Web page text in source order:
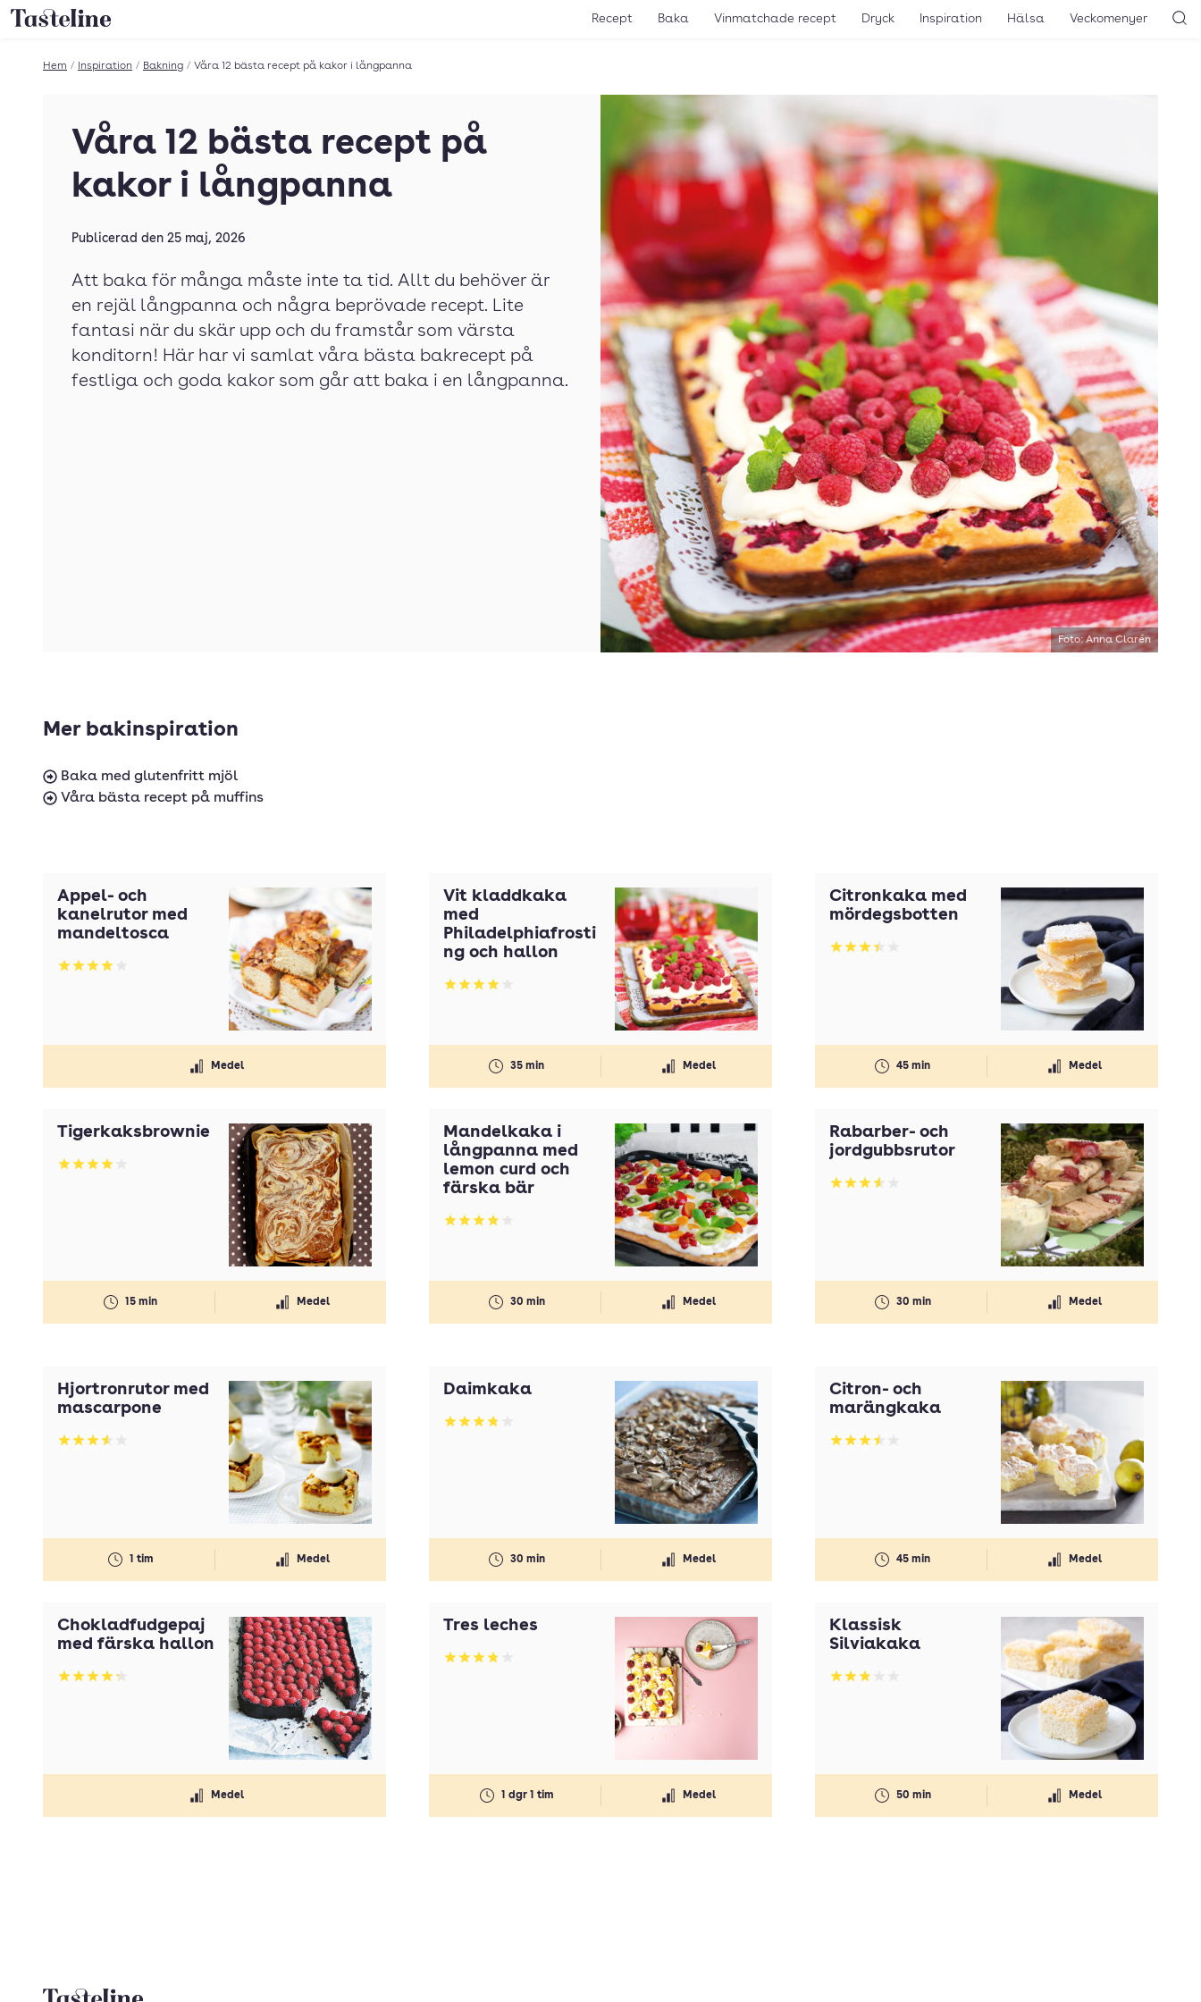
Till Tastelines startsida Recept Baka Vinmatchade recept Dryck Inspiration Hälsa Veckomenyer
Hem / Inspiration / Bakning / Våra 12 bästa recept på kakor i långpanna
Foto: Anna Clarén
Våra 12 bästa recept på
kakor i långpanna
Publicerad den 25 maj, 2026
Att baka för många måste inte ta tid. Allt du behöver är
en rejäl långpanna och några beprövade recept. Lite
fantasi när du skär upp och du framstår som värsta
konditorn! Här har vi samlat våra bästa bakrecept på
festliga och goda kakor som går att baka i en långpanna.
Mer bakinspiration
Baka med glutenfritt mjöl
Våra bästa recept på muffins
Äppel- och
kanelrutor med
mandeltosca
Betyg: 4 av 5
Medel
Vit kladdkaka
med
Philadelphiafrosti
ng och hallon
Betyg: 3.95 av 5
35 min Medel
Citronkaka med
mördegsbotten
Betyg: 3.39 av 5
45 min Medel
Tigerkaksbrownie
Betyg: 3.97 av 5
15 min Medel
Mandelkaka i
långpanna med
lemon curd och
färska bär
Betyg: 3.85 av 5
30 min Medel
Rabarber- och
jordgubbsrutor
Betyg: 3.58 av 5
30 min Medel
Hjortronrutor med
mascarpone
Betyg: 3.58 av 5
1 tim Medel
Daimkaka
Betyg: 3.8 av 5
30 min Medel
Citron- och
marängkaka
Betyg: 3.53 av 5
45 min Medel
Chokladfudgepaj
med färska hallon
Betyg: 4.29 av 5
Medel
Tres leches
Betyg: 3.82 av 5
1 dgr 1 tim Medel
Klassisk
Silviakaka
Betyg: 2.84 av 5
50 min Medel
Tasteline startsida